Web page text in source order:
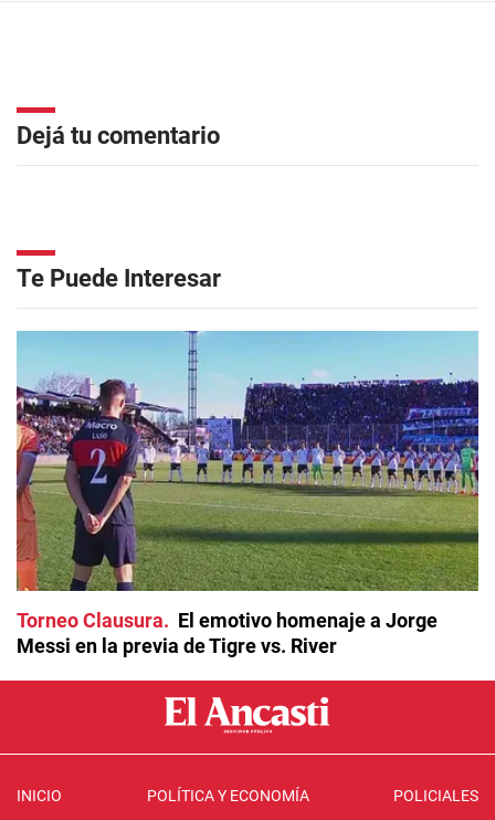
Dejá tu comentario
Te Puede Interesar
Torneo Clausura
El emotivo homenaje a Jorge
Messi en la previa de Tigre vs. River
INICIO POLÍTICA Y ECONOMÍA POLICIALES